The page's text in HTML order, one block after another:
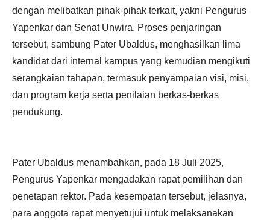
dengan melibatkan pihak-pihak terkait, yakni Pengurus
Yapenkar dan Senat Unwira. Proses penjaringan
tersebut, sambung Pater Ubaldus, menghasilkan lima
kandidat dari internal kampus yang kemudian mengikuti
serangkaian tahapan, termasuk penyampaian visi, misi,
dan program kerja serta penilaian berkas-berkas
pendukung.
Pater Ubaldus menambahkan, pada 18 Juli 2025,
Pengurus Yapenkar mengadakan rapat pemilihan dan
penetapan rektor. Pada kesempatan tersebut, jelasnya,
para anggota rapat menyetujui untuk melaksanakan